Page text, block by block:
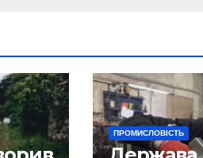
ПРОМИСЛОВІСТЬ